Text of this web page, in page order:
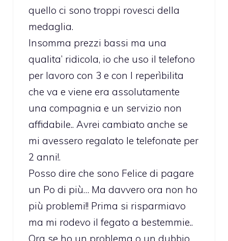
quello ci sono troppi rovesci della
medaglia.
Insomma prezzi bassi ma una
qualita’ ridicola, io che uso il telefono
per lavoro con 3 e con l reperìbilita
che va e viene era assolutamente
una compagnia e un servizio non
affidabile.. Avrei cambiato anche se
mi avessero regalato le telefonate per
2 anni!.
Posso dire che sono Felice di pagare
un Po di più… Ma davvero ora non ho
più problemi!! Prima si risparmiavo
ma mi rodevo il fegato a bestemmie..